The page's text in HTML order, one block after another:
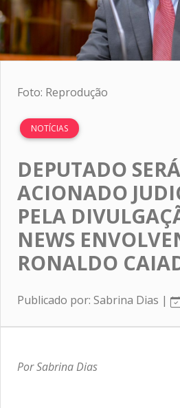
Foto: Reprodução
NOTÍCIAS
DEPUTADO SERÁ
ACIONADO
PELA
NEWS
RONALDO
Publicado por: Sabrina Dias |
Por Sabrina Dias